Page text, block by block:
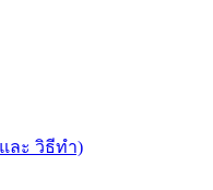
ละ วิธีทำ)